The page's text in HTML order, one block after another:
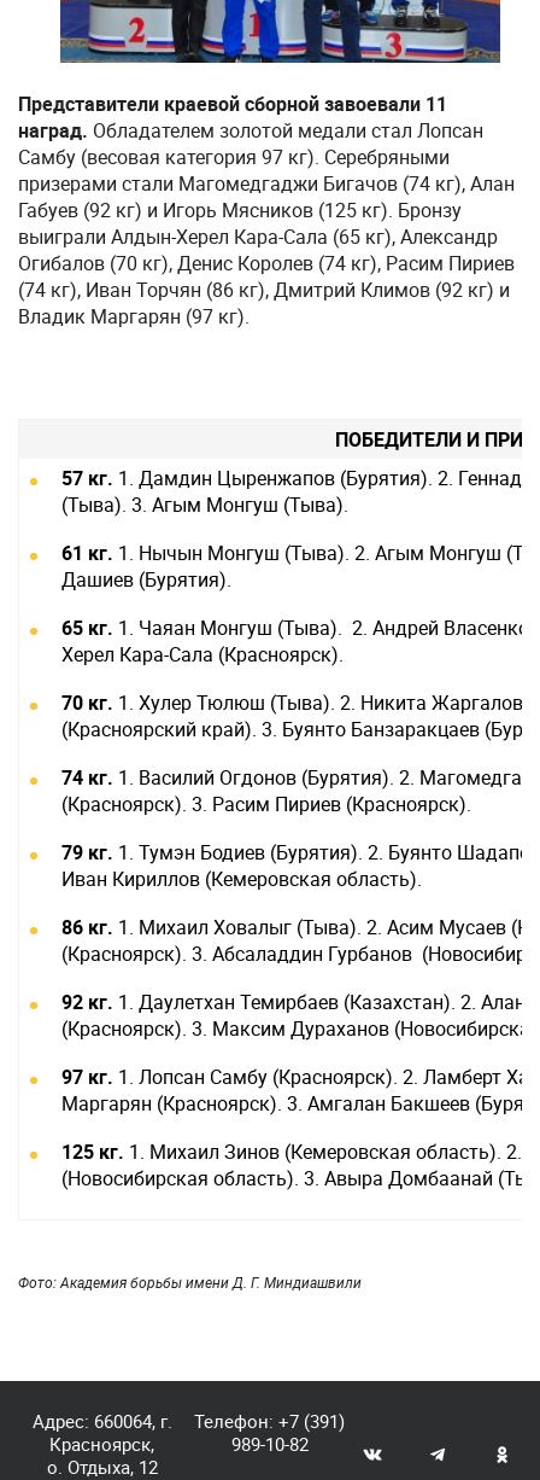
Представители краевой сборной завоевали 11
наград. Обладателем золотой медали стал Лопсан
Самбу (весовая категория 97 кг). Серебряными
призерами стали Магомедгаджи Бигачов (74 кг), Алан
Габуев (92 кг) и Игорь Мясников (125 кг). Бронзу
выиграли Алдын-Херел Кара-Сала (65 кг), Александр
Огибалов (70 кг), Денис Королев (74 кг), Расим Пириев
(74 кг), Иван Торчян (86 кг), Дмитрий Климов (92 кг) и
Владик Маргарян (97 кг).
ПОБЕДИТЕЛИ И
57 кг. 1. Дамдин Цыренжапов (Бурятия). 2.
(Тыва). 3. Агым Монгуш (Тыва).
61 кг. 1. Нычын Монгуш (Тыва). 2. Агым Монгуш
Дашиев (Бурятия).
65 кг. 1. Чаяан Монгуш (Тыва). 2. Андрей
Херел Кара-Сала (Красноярск).
70 кг. 1. Хулер Тюлюш (Тыва). 2. Никита Жаргалов
(Красноярский край). 3. Буянто Банзаракцаев
74 кг. 1. Василий Огдонов (Бурятия). 2.
(Красноярск). 3. Расим Пириев (Красноярск).
79 кг. 1. Тумэн Бодиев (Бурятия). 2. Буянто
Иван Кириллов (Кемеровская область).
86 кг. 1. Михаил Ховалыг (Тыва). 2. Асим Мусаев
(Красноярск). 3. Абсаладдин Гурбанов
92 кг. 1. Даулетхан Темирбаев (Казахстан). 2.
(Красноярск). 3. Максим Дураханов
97 кг. 1. Лопсан Самбу (Красноярск). 2. Ламберт
Маргарян (Красноярск). 3. Амгалан Бакшеев
125 кг. 1. Михаил Зинов (Кемеровская область). 2.
(Новосибирская область). 3. Авыра Домбаанай
Фото: Академия борьбы имени Д. Г. Миндиашвили
Адрес: 660064, г.
Красноярск,
о. Отдыха, 12
Телефон:+7 (391)
989-10-82